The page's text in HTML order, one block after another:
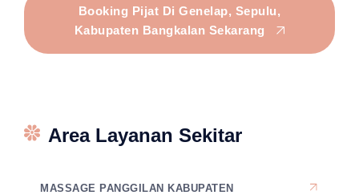
Booking Pijat Di Genelap, Sepulu,
Kabupaten Bangkalan Sekarang
Area Layanan Sekitar
MASSAGE PANGGILAN KABUPATEN